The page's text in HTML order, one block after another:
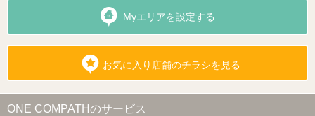
Myエリアを設定する
お気に入り店舗のチラシを見る
ONE COMPATHのサービス